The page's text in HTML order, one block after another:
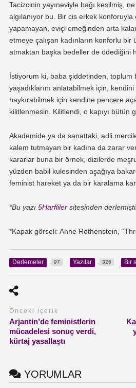
Tacizcinin yayıneviyle bağı kesilmiş,
algılanıyor bu. Bir cis erkek
yapamayan, eviçi emeğinden arta
etmeye çalışan kadınların konforlu bir
atmaktan başka bedeller de ödediğini
İstiyorum ki, baba şiddetinden, toplum
yaşadıklarını anlatabilmek için,
haykırabilmek için kendine pencere
kilitlenmesin. Kilitlendi, o kapıyı bütün
Akademide ya da sanattaki, adli
kalem tutmayan bir kadına da zarar
kararlar buna bir örnek, dizilerde
yüzden babil kulesinden aşağıya
feminist hareket ya da bir karalama
*Bu yazı 5Harflilersitesinden
*Kapak görseli: Anne Rothenstein,
Derlemeler 97 Yazılar 326 Bir
Önceki içerik
Arjantin’de feministlerin
mücadelesi sonuç verdi,
kürtaj yasallaştı
YORUMLAR